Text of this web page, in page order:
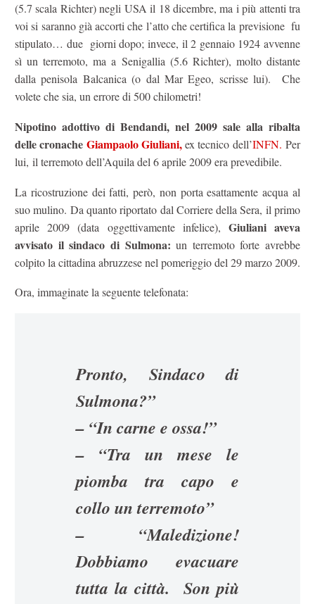
(5.7 scala Richter) negli USA il 18 dicembre, ma i più attenti tra
voi si saranno già accorti che l’atto che certifica la previsione fu
stipulato… due giorni dopo; invece, il 2 gennaio 1924 avvenne
sì un terremoto, ma a Senigallia (5.6 Richter), molto distante
dalla penisola Balcanica (o dal Mar Egeo, scrisse lui). Che
volete che sia, un errore di 500 chilometri!
Nipotino adottivo di Bendandi, nel 2009 sale alla ribalta
delle cronache Giampaolo Giuliani,ex tecnico dell’INFN. Per
lui, il terremoto dell’Aquila del 6 aprile 2009 era prevedibile.
La ricostruzione dei fatti, però, non porta esattamente acqua al
suo mulino. Da quanto riportato dal Corriere della Sera, il primo
aprile 2009 (data oggettivamente infelice), Giuliani aveva
avvisato il sindaco di Sulmona: un terremoto forte avrebbe
colpito la cittadina abruzzese nel pomeriggio del 29 marzo 2009.
Ora, immaginate la seguente telefonata:
Pronto, Sindaco di
Sulmona?”
– “In carne e ossa!”
– “Tra un mese le
piomba tra capo e
collo un terremoto”
– “Maledizione!
Dobbiamo evacuare
tutta la città. Son più